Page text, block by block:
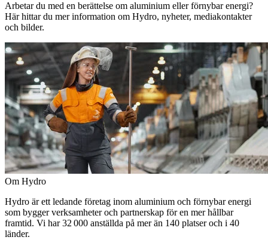
Arbetar du med en berättelse om aluminium eller förnybar energi?
Här hittar du mer information om Hydro, nyheter, mediakontakter
och bilder.
Om Hydro
Hydro är ett ledande företag inom aluminium och förnybar energi
som bygger verksamheter och partnerskap för en mer hållbar
framtid. Vi har 32 000 anställda på mer än 140 platser och i 40
länder.